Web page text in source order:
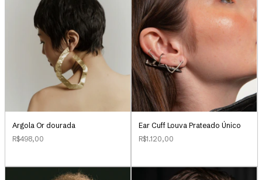
Argola Or dourada
R$498,00
Ear Cuff Louva Prateado Único
R$1.120,00